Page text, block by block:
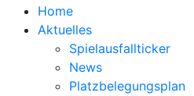
Home
Aktuelles
Spielausfallticker
News
Platzbelegungsplan